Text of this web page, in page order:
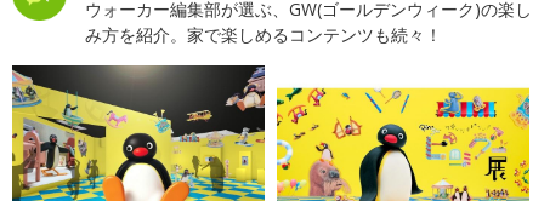
ウォーカー編集部が選ぶ、GW(ゴールデンウィーク)の楽し
み方を紹介。家で楽しめるコンテンツも続々！